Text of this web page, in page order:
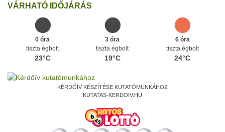
VÁRHATÓ IDŐJÁRÁS
0 óra
tiszta égbolt
23°C
3 óra
tiszta égbolt
19°C
6 óra
tiszta égbolt
24°C
KÉRDŐÍV KÉSZÍTÉSE KUTATÓMUNKÁHOZ
KUTATAS-KERDOIV.HU